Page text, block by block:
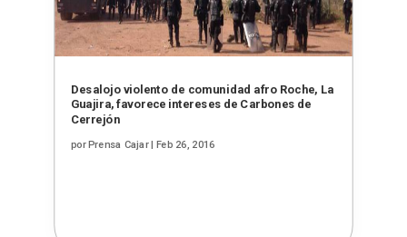
Desalojo violento de comunidad afro Roche, La
Guajira, favorece intereses de Carbones de
Cerrejón
por Prensa Cajar| Feb 26, 2016